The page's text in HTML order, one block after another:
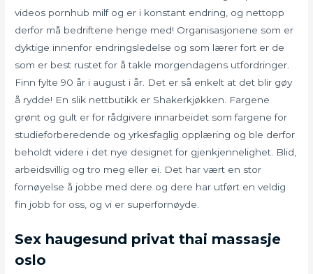
videos pornhub milf og er i konstant endring, og nettopp
derfor må bedriftene henge med! Organisasjonene som er
dyktige innenfor endringsledelse og som lærer fort er de
som er best rustet for å takle morgendagens utfordringer.
Finn fylte 90 år i august i år. Det er så enkelt at det blir gøy
å rydde! En slik nettbutikk er Shakerkjøkken. Fargene
grønt og gult er for rådgivere inn­arbeidet som fargene for
studie­forberedende og yrkes­faglig opplæring og ble derfor
beholdt videre i det nye designet for gjen­kjennelighet. Blid,
arbeidsvillig og tro meg eller ei. Det har vært en stor
fornøyelse å jobbe med dere og dere har utført en veldig
fin jobb for oss, og vi er superfornøyde.
Sex haugesund privat thai massasje
oslo